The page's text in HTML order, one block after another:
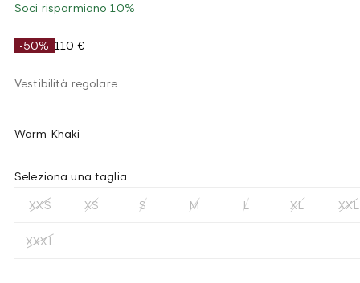
Soci risparmiano 10%
-50% 110 €
Vestibilità regolare
Warm Khaki
Seleziona una taglia
XXS XS S M L XL XXL
XXXL